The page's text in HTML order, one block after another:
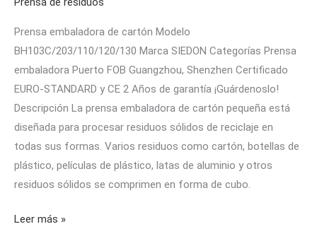
Prensa embaladora de cartón Modelo
BH103C/203/110/120/130 Marca SIEDON Categorías Prensa
embaladora Puerto FOB Guangzhou, Shenzhen Certificado
EURO-STANDARD y CE 2 Años de garantía ¡Guárdenoslo!
Descripción La prensa embaladora de cartón pequeña está
diseñada para procesar residuos sólidos de reciclaje en
todas sus formas. Varios residuos como cartón, botellas de
plástico, películas de plástico, latas de aluminio y otros
residuos sólidos se comprimen en forma de cubo.
Leer más »